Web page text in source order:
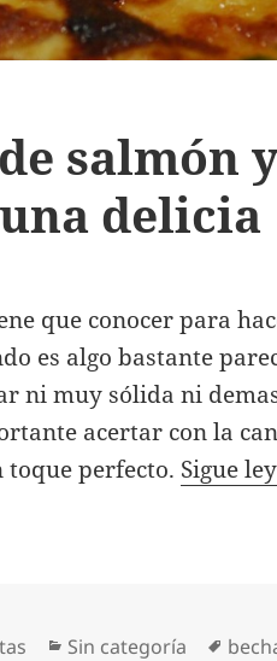
salmón
delicia
que conocer para
es algo bastante
ni muy sólida ni
acertar con la
perfecto. Sigue
Categorías
Sin categoría